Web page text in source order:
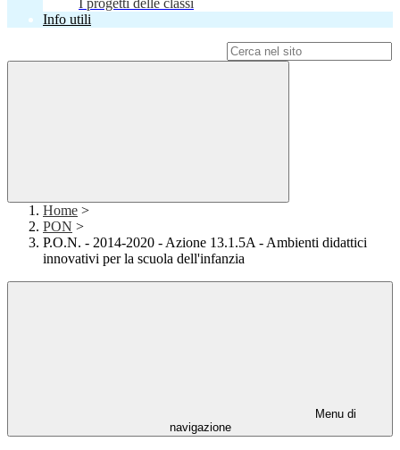
I progetti delle classi
Info utili
Home >
PON >
P.O.N. - 2014-2020 - Azione 13.1.5A - Ambienti didattici
innovativi per la scuola dell'infanzia
Menu di
navigazione